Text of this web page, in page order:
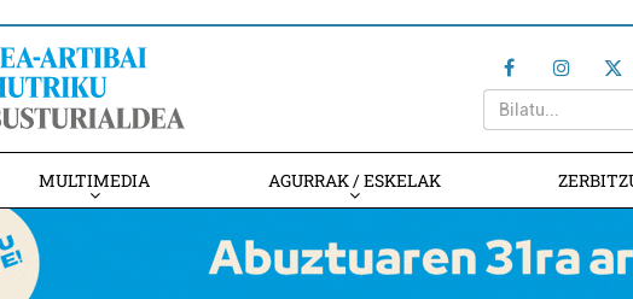
MULTIMEDIA AGURRAK / ESKELAK